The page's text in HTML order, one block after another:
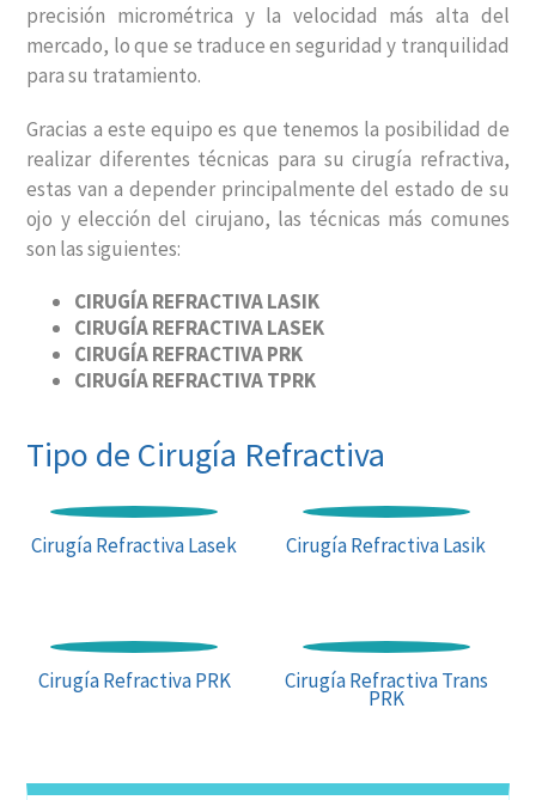
precisión micrométrica y la velocidad más alta del
mercado, lo que se traduce en seguridad y tranquilidad
para su tratamiento.
Gracias a este equipo es que tenemos la posibilidad de
realizar diferentes técnicas para su cirugía refractiva,
estas van a depender principalmente del estado de su
ojo y elección del cirujano, las técnicas más comunes
son las siguientes:
CIRUGÍA REFRACTIVA LASIK
CIRUGÍA REFRACTIVA LASEK
CIRUGÍA REFRACTIVA PRK
CIRUGÍA REFRACTIVA TPRK
Tipo de Cirugía Refractiva
Cirugía Refractiva Lasek Cirugía Refractiva Lasik
Cirugía Refractiva PRK Cirugía Refractiva Trans
PRK